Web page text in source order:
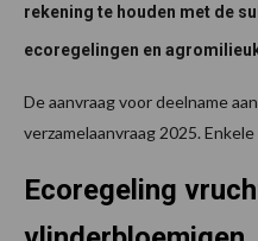
rekening te houden met de
ecoregelingen en
De aanvraag voor deelname
verzamelaanvraag 2025.
Ecoregeling